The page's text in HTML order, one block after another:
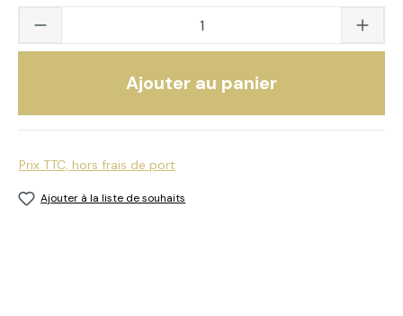
Quantité du produit : saisissez la valeur
Ajouter au panier
Prix TTC, hors frais de port
Ajouter à la liste de souhaits